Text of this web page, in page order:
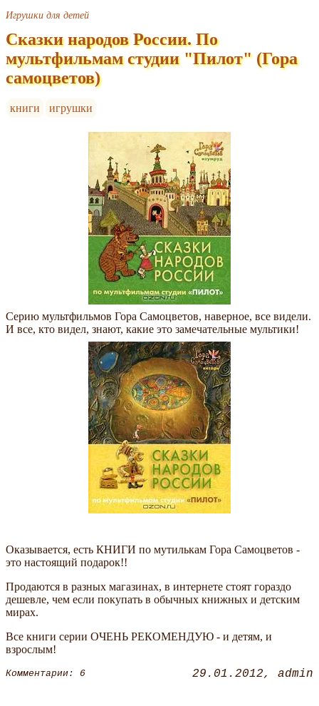
Игрушки для детей
Сказки народов России. По
мультфильмам студии "Пилот" (Гора
самоцветов)
книги игрушки
Серию мультфильмов Гора Самоцветов, наверное, все видели.
И все, кто видел, знают, какие это замечательные мультики!
Оказывается, есть КНИГИ по мутилькам Гора Самоцветов -
это настоящий подарок!!
Продаются в разных магазинах, в интернете стоят гораздо
дешевле, чем если покупать в обычных книжных и детским
мирах.
Все книги серии ОЧЕНЬ РЕКОМЕНДУЮ - и детям, и
взрослым!
Комментарии: 6 29.01.2012 admin